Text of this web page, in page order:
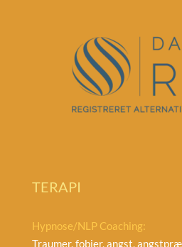
TERAPI
Hypnose/NLP Coaching:
Traumer, fobier, angst,